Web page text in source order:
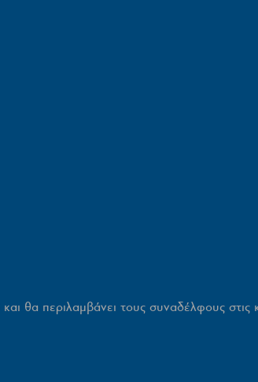
και θα περιλαμβάνει τους συναδέλφους στις